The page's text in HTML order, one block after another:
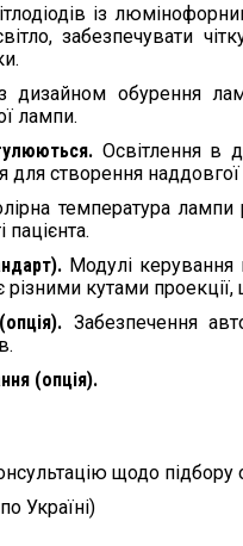
із
забезпечувати
дизайном обурення
лампи.
Освітлення в
для створення
температура
пацієнта.
Модулі керування
кутами
Забезпечення
(опція).
щодо підбору
Україні)